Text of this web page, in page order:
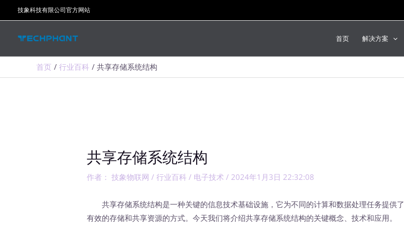
至
技象科技有限公司官方网站
首页 解决方案
首页 行业百科 共享存储系统结构
共享存储系统结构
作者： 技象物联网/行业百科 / 电子技术 / 2024年1月3日 22:32:08
共享存储系统结构是一种关键的信息技术基础设施，它为不同的计算和数据处理任务提供了
有效的存储和共享资源的方式。今天我们将介绍共享存储系统结构的关键概念、技术和应用。